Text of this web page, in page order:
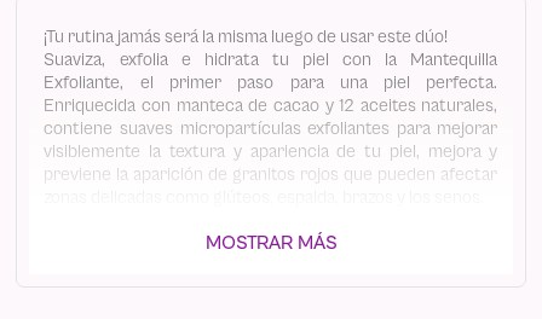
¡Tu rutina jamás será la misma luego de usar este dúo!
Suaviza, exfolia e hidrata tu piel con la Mantequilla
Exfoliante, el primer paso para una piel perfecta.
Enriquecida con manteca de cacao y 12 aceites naturales,
contiene suaves micropartículas exfoliantes para mejorar
visiblemente la textura y apariencia de tu piel, mejora y
previene la aparición de granitos rojos que pueden afectar
humedad de la piel después de la exfoliación. Aplica nuestra
glúteos y senos para mantenerlos hidratados y libres de
MOSTRAR MÁS